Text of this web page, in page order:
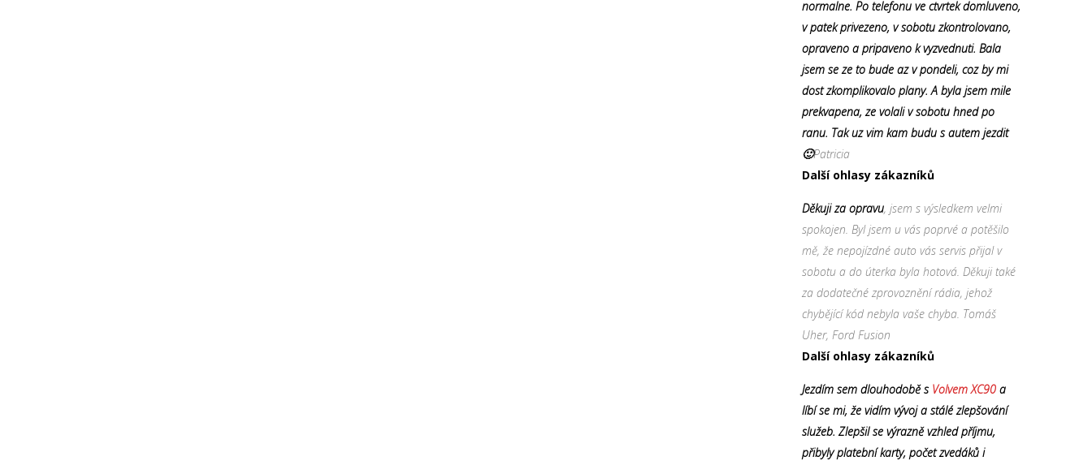
normalne. Po telefonu ve ctvrtek domluveno,
v patek privezeno, v sobotu zkontrolovano,
opraveno a pripaveno k vyzvednuti. Bala
jsem se ze to bude az v pondeli, coz by mi
dost zkomplikovalo plany. A byla jsem mile
prekvapena, ze volali v sobotu hned po
ranu. Tak uz vim kam budu s autem jezdit
🙂Patricia
Další ohlasy zákazníků
Děkuji za opravu, jsem s výsledkem velmi
spokojen. Byl jsem u vás poprvé a potěšilo
mě, že nepojízdné auto vás servis přijal v
sobotu a do úterka byla hotová. Děkuji také
za dodatečné zprovoznění rádia, jehož
chybějící kód nebyla vaše chyba. Tomáš
Uher, Ford Fusion
Další ohlasy zákazníků
Jezdím sem dlouhodobě s Volvem XC90 a
líbí se mi, že vidím vývoj a stálé zlepšování
služeb. Zlepšil se výrazně vzhled příjmu,
přibyly platební karty, počet zvedáků i